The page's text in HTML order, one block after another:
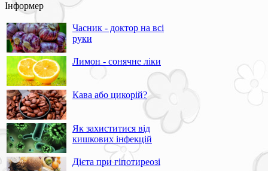
Інформер
Часник - доктор на всі
руки
Лимон - сонячне ліки
Кава або цикорій?
Як захиститися від
кишкових інфекцій
Дієта при гіпотиреозі